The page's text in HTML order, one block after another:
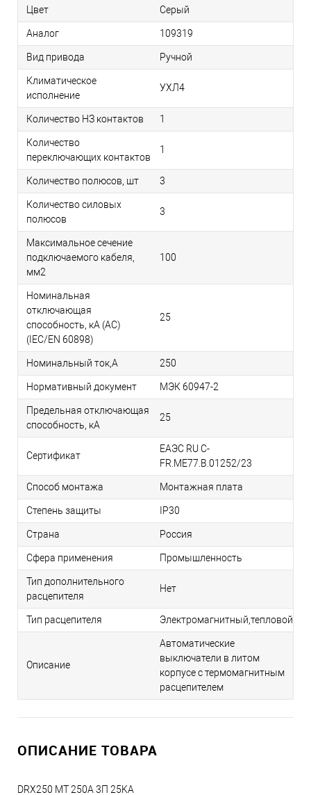
Цвет Серый
Аналог 109319
Вид привода Ручной
Климатическое
исполнение
УХЛ4
Количество НЗ контактов 1
Количество
переключающих контактов
1
Количество полюсов, шт 3
Количество силовых
полюсов
3
Максимальное сечение
подключаемого кабеля,
мм2
100
Номинальная
отключающая
способность, кA (AC)
(IEC/EN 60898)
25
Номинальный ток,А 250
Нормативный документ МЭК 60947-2
Предельная отключающая
способность, кA
25
Сертификат
ЕАЭС RU С-
FR.МЕ77.В.01252/23
Способ монтажа Монтажная плата
Степень защиты IP30
Страна Россия
Сфера применения Промышленность
Тип дополнительного
расцепителя
Нет
Тип расцепителя Электромагнитный,тепловой
Описание
Автоматические
выключатели в литом
корпусе с термомагнитным
расцепителем
ОПИСАНИЕ ТОВАРА
DRX250 MT 250A 3П 25KA